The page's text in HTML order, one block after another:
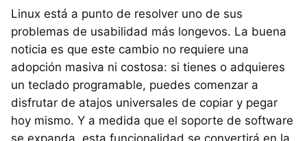
Linux está a punto de resolver uno de sus
problemas de usabilidad más longevos. La buena
noticia es que este cambio no requiere una
adopción masiva ni costosa: si tienes o adquieres
un teclado programable, puedes comenzar a
disfrutar de atajos universales de copiar y pegar
hoy mismo. Y a medida que el soporte de software